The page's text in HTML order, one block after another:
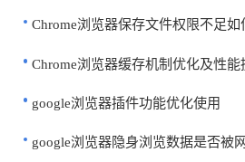
Chrome浏览器保存文件权限不足如
Chrome浏览器缓存机制优化及性能
google浏览器插件功能优化使用
google浏览器隐身浏览数据是否被